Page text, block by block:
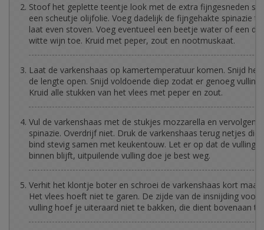
Stoof het geplette teentje look met de extra fijngesneden
een scheutje olijfolie. Voeg dadelijk de fijngehakte spinazie
laat even stoven. Voeg eventueel een beetje water of een
witte wijn toe. Kruid met peper, zout en nootmuskaat.
Laat de varkenshaas op kamertemperatuur komen. Snijd het
de lengte open. Snijd voldoende diep zodat er genoeg vulling
Kruid alle stukken van het vlees met peper en zout.
Vul de varkenshaas met de stukjes mozzarella en
spinazie. Overdrijf niet. Druk de varkenshaas terug netjes
bind stevig samen met keukentouw. Let er op dat de vulling
binnen blijft, uitpuilende vulling doe je best weg.
Verhit het klontje boter en schroei de varkenshaas kort maar
Het vlees hoeft niet te garen. De zijde van de insnijding voor
vulling hoef je uiteraard niet te bakken, die dient bovenaan te